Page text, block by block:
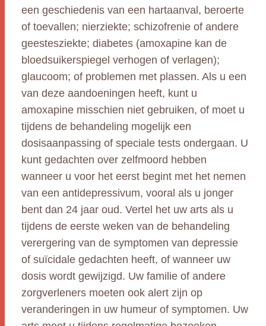
een geschiedenis van een hartaanval, beroerte
of toevallen; nierziekte; schizofrenie of andere
geestesziekte; diabetes (amoxapine kan de
bloedsuikerspiegel verhogen of verlagen);
glaucoom; of problemen met plassen. Als u een
van deze aandoeningen heeft, kunt u
amoxapine misschien niet gebruiken, of moet u
tijdens de behandeling mogelijk een
dosisaanpassing of speciale tests ondergaan. U
kunt gedachten over zelfmoord hebben
wanneer u voor het eerst begint met het nemen
van een antidepressivum, vooral als u jonger
bent dan 24 jaar oud. Vertel het uw arts als u
tijdens de eerste weken van de behandeling
verergering van de symptomen van depressie
of suïcidale gedachten heeft, of wanneer uw
dosis wordt gewijzigd. Uw familie of andere
zorgverleners moeten ook alert zijn op
veranderingen in uw humeur of symptomen. Uw